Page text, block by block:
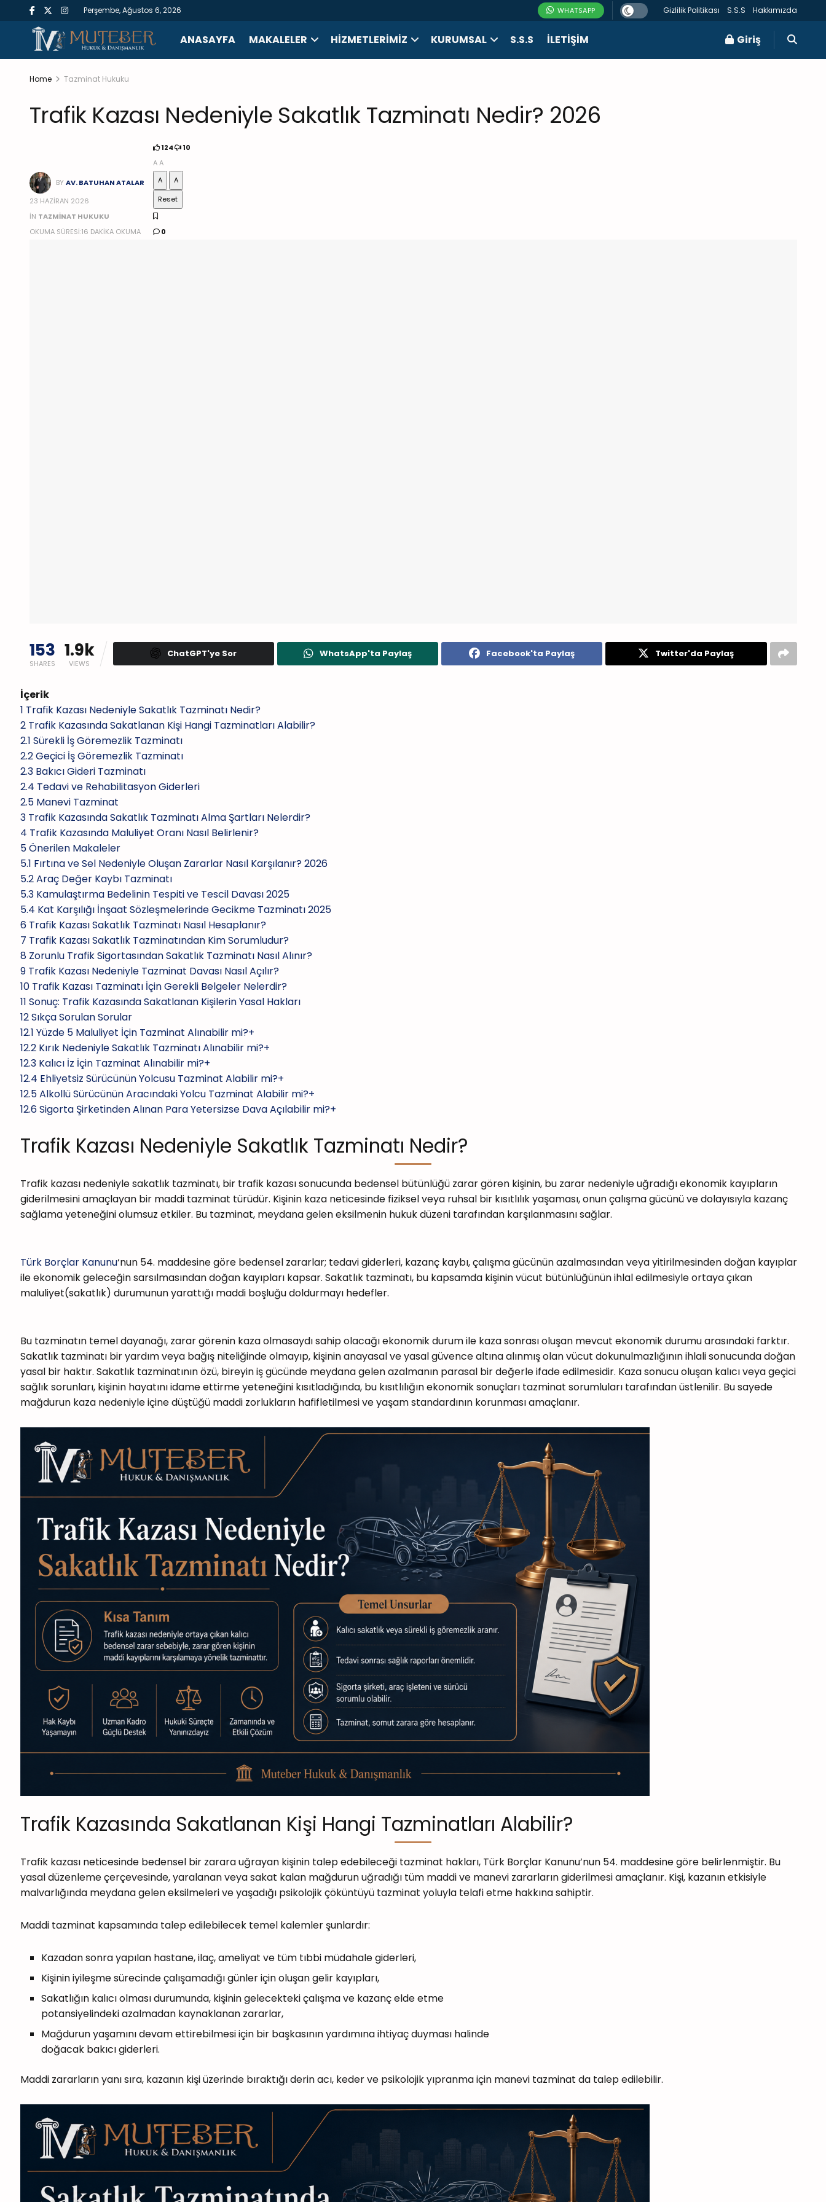
Perşembe, Ağustos 6, 2026 WHATSAPP Gizlilik Politikası S.S.S Hakkımızda
ANASAYFA MAKALELER HIZMETLERIMIZ KURUMSAL S.S.S ILETIŞIM Giriş
Home Tazminat Hukuku
Trafik Kazası Nedeniyle Sakatlık Tazminatı Nedir? 2026
BY AV. BATUHAN ATALAR
23 HAZIRAN 2026
IN TAZMINAT HUKUKU
OKUMA SÜRESI:16 DAKIKA OKUMA
124
10
A A
A
A
Reset
0
153
SHARES
1.9k
VIEWS
ChatGPT'ye Sor WhatsApp'ta Paylaş Facebook'ta Paylaş Twitter'da Paylaş
İçerik
1 Trafik Kazası Nedeniyle Sakatlık Tazminatı Nedir?
2 Trafik Kazasında Sakatlanan Kişi Hangi Tazminatları Alabilir?
2.1 Sürekli İş Göremezlik Tazminatı
2.2Geçici İş Göremezlik Tazminatı
2.3 Bakıcı Gideri Tazminatı
2.4 Tedavi ve Rehabilitasyon Giderleri
2.5 Manevi Tazminat
3 Trafik Kazasında Sakatlık Tazminatı Alma Şartları Nelerdir?
4 Trafik Kazasında Maluliyet Oranı Nasıl Belirlenir?
5Önerilen Makaleler
5.1 Fırtına ve Sel Nedeniyle Oluşan Zararlar Nasıl Karşılanır? 2026
5.2Araç Değer Kaybı Tazminatı
5.3 Kamulaştırma Bedelinin Tespiti ve Tescil Davası 2025
5.4 Kat Karşılığı İnşaat Sözleşmelerinde Gecikme Tazminatı 2025
6 Trafik Kazası Sakatlık Tazminatı Nasıl Hesaplanır?
7 Trafik Kazası Sakatlık Tazminatından Kim Sorumludur?
8 Zorunlu Trafik Sigortasından Sakatlık Tazminatı Nasıl Alınır?
9 Trafik Kazası Nedeniyle Tazminat Davası Nasıl Açılır?
10 Trafik Kazası Tazminatı İçin Gerekli Belgeler Nelerdir?
11 Sonuç: Trafik Kazasında Sakatlanan Kişilerin Yasal Hakları
12Sıkça Sorulan Sorular
12.1 Yüzde 5 Maluliyet İçin Tazminat Alınabilir mi?+
12.2 Kırık Nedeniyle Sakatlık Tazminatı Alınabilir mi?+
12.3 Kalıcı İz İçin Tazminat Alınabilir mi?+
12.4 Ehliyetsiz Sürücünün Yolcusu Tazminat Alabilir mi?+
12.5Alkollü Sürücünün Aracındaki Yolcu Tazminat Alabilir mi?+
12.6Sigorta Şirketinden Alınan Para Yetersizse Dava Açılabilir mi?+
Trafik Kazası Nedeniyle Sakatlık Tazminatı Nedir?
Trafik kazası nedeniyle sakatlık tazminatı, bir trafik kazası sonucunda bedensel bütünlüğü zarar gören kişinin, bu zarar nedeniyle uğradığı ekonomik kayıpların
giderilmesini amaçlayan bir maddi tazminat türüdür. Kişinin kaza neticesinde fiziksel veya ruhsal bir kısıtlılık yaşaması, onun çalışma gücünü ve dolayısıyla kazanç
sağlama yeteneğini olumsuz etkiler. Bu tazminat, meydana gelen eksilmenin hukuk düzeni tarafından karşılanmasını sağlar.
Türk Borçlar Kanunu‘nun 54. maddesine göre bedensel zararlar; tedavi giderleri, kazanç kaybı, çalışma gücünün azalmasından veya yitirilmesinden doğan kayıplar
ile ekonomik geleceğin sarsılmasından doğan kayıpları kapsar. Sakatlık tazminatı, bu kapsamda kişinin vücut bütünlüğünün ihlal edilmesiyle ortaya çıkan
maluliyet(sakatlık) durumunun yarattığı maddi boşluğu doldurmayı hedefler.
Bu tazminatın temel dayanağı, zarar görenin kaza olmasaydı sahip olacağı ekonomik durum ile kaza sonrası oluşan mevcut ekonomik durumu arasındaki farktır.
Sakatlık tazminatı bir yardım veya bağış niteliğinde olmayıp, kişinin anayasal ve yasal güvence altına alınmış olan vücut dokunulmazlığının ihlali sonucunda doğan
yasal bir haktır. Sakatlık tazminatının özü, bireyin iş gücünde meydana gelen azalmanın parasal bir değerle ifade edilmesidir. Kaza sonucu oluşan kalıcı veya geçici
sağlık sorunları, kişinin hayatını idame ettirme yeteneğini kısıtladığında, bu kısıtlılığın ekonomik sonuçları tazminat sorumluları tarafından üstlenilir. Bu sayede
mağdurun kaza nedeniyle içine düştüğü maddi zorlukların hafifletilmesi ve yaşam standardının korunması amaçlanır.
Trafik Kazasında Sakatlanan Kişi Hangi Tazminatları Alabilir?
Trafik kazası neticesinde bedensel bir zarara uğrayan kişinin talep edebileceği tazminat hakları, Türk Borçlar Kanunu’nun 54. maddesine göre belirlenmiştir. Bu
yasal düzenleme çerçevesinde, yaralanan veya sakat kalan mağdurun uğradığı tüm maddi ve manevi zararların giderilmesi amaçlanır. Kişi, kazanın etkisiyle
malvarlığında meydana gelen eksilmeleri ve yaşadığı psikolojik çöküntüyü tazminat yoluyla telafi etme hakkına sahiptir.
Maddi tazminat kapsamında talep edilebilecek temel kalemler şunlardır:
Kazadan sonra yapılan hastane, ilaç, ameliyat ve tüm tıbbi müdahale giderleri,
Kişinin iyileşme sürecinde çalışamadığı günler için oluşan gelir kayıpları,
Sakatlığın kalıcı olması durumunda, kişinin gelecekteki çalışma ve kazanç elde etme
potansiyelindeki azalmadan kaynaklanan zararlar,
Mağdurun yaşamını devam ettirebilmesi için bir başkasının yardımına ihtiyaç duyması halinde
doğacak bakıcı giderleri.
Maddi zararların yanı sıra, kazanın kişi üzerinde bıraktığı derin acı, keder ve psikolojik yıpranma için manevi tazminat da talep edilebilir.